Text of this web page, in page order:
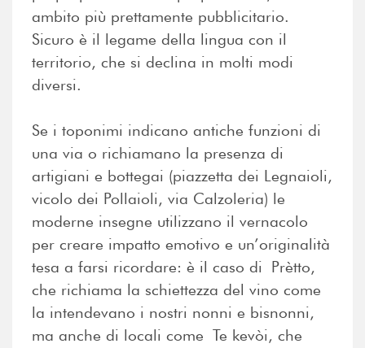
ambito più prettamente pubblicitario.
Sicuro è il legame della lingua con il
territorio, che si declina in molti modi
diversi.
Se i toponimi indicano antiche funzioni di
una via o richiamano la presenza di
artigiani e bottegai (piazzetta dei Legnaioli,
vicolo dei Pollaioli, via Calzoleria) le
moderne insegne utilizzano il vernacolo
per creare impatto emotivo e un’originalità
tesa a farsi ricordare: è il caso di Prètto,
che richiama la schiettezza del vino come
la intendevano i nostri nonni e bisnonni,
ma anche di locali come Te kevòi, che